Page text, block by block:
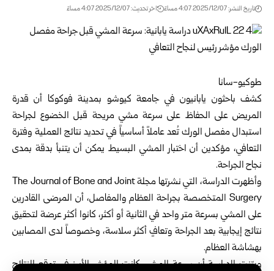
تاريخ النشر: 2025/12/07 4:07 مساءً اخر تحديث: 2025/12/07 4:07 مساءً
طوكيو-سانا
كشف باحثون يابانيون في جامعة كيوشو بمدينة فوكوكا أن قدرة
المريض على الحفاظ على سرعة مشي مريحة قبل الخضوع لجراحة
استبدال مفصل الورك تُعد عاملاً أساسياً في تحديد نتائج العملية وفترة
التعافي، مؤكدين أن اختبار المشي البسيط يمكن أن يتنبأ بدقة بمدى
نجاح الجراحة.
وأظهرت الدراسة، التي نشرتها مجلة The Journal of Bone and Joint
Surgery المتخصصة بجراحة العظام والمفاصل، أن المرضى القادرين
على المشي بسرعة متر واحد في الثانية أو أكثر، كانوا أكثر عرضة لتحقيق
نتائج إيجابية بعد الجراحة وتعافٍ أكثر سلاسة، وخصوصاً لدى المصابين
بهشاشة العظام.
وبيّنت الدراسة أن سرعة المشي كانت المؤشر الأبرز في توقع النتائج